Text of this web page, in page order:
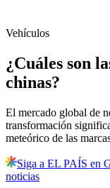
Vehículos
¿Cuáles son
chinas?
El mercado global de
transformación
meteórico de las
Siga a EL PAÍS en
noticias